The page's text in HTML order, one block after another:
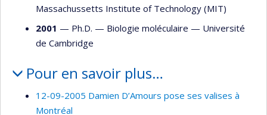
Massachussetts Institute of Technology (MIT)
2001 — Ph.D. — Biologie moléculaire — Université
de Cambridge
Pour en savoir plus…
12-09-2005 Damien D’Amours pose ses valises à
Montréal